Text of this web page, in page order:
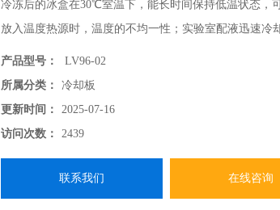
冷冻后的冰盒在30℃室温下，能长时间保持低温状态，
放入温度热源时，温度的不均一性；实验室配液迅速冷
液或酶液保持低温状态，防止操作过程中降解，污染等
产品型号：
LV96-02
所属分类：
冷却板
更新时间：
2025-07-16
访问次数：
2439
联系我们 在线咨询